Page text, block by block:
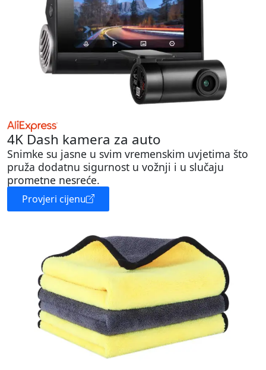
4K Dash kamera za auto
Snimke su jasne u svim vremenskim uvjetima što
pruža dodatnu sigurnost u vožnji i u slučaju
prometne nesreće.
Provjeri cijenu